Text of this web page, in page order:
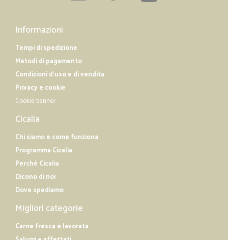
Informazioni
Tempi di spedizione
Metodi di pagamento
Condizioni d'uso e di vendita
Privacy e cookie
Cookie banner
Cicalia
Chi siamo e come funziona
Programma Cicalia
Perché Cicalia
Dicono di noi
Dove spediamo
Migliori categorie
Carne fresca e lavorata